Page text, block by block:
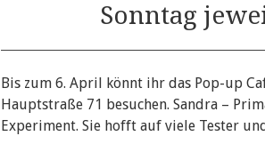
Sonntag
Bis zum 6. April könnt ihr das Pop-up
Hauptstraße 71 besuchen. Sandra –
Experiment. Sie hofft auf viele Tester